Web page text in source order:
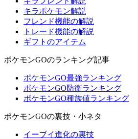
キラポケモン解説
フレンド機能の解説
トレード機能の解説
ギフトのアイテム
ポケモンGOのランキング記事
ポケモンGO最強ランキング
ポケモンGO防衛ランキング
ポケモンGO種族値ランキング
ポケモンGOの裏技・小ネタ
イーブイ進化の裏技